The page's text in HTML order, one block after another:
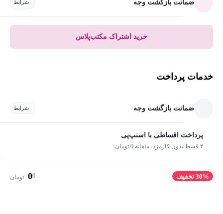
ضمانت بازگشت وجه شرایط
خرید اشتراک مکتب‌پلاس
خدمات پرداخت
ضمانت بازگشت وجه شرایط
پرداخت اقساطی با اسنپ‌پی
۴ قسط بدون کارمزد، ماهانه 0 تومان
30% تخفیف 0
0 تومان